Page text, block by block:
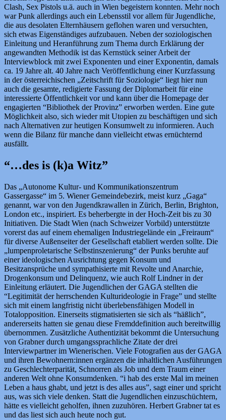
Clash, Sex Pistols u.ä. auch in Wien begeistern konnten. Mehr noch
war Punk allerdings auch ein Lebensstil vor allem für Jugendliche,
die aus desolaten Elternhäusern geflohen waren und versuchten,
sich etwas Eigenständiges aufzubauen. Neben der soziologischen
Einleitung und Heranführung zum Thema durch Erklärung der
angewandten Methodik ist das Kernstück seiner Arbeit der
Interviewblock mit zwei Exponenten und einer Exponentin, damals
ca. 19 Jahre alt. 40 Jahre nach Veröffentlichung einer Kurzfassung
in der österreichischen „Zeitschrift für Soziologie“ liegt hier nun
auch die gesamte, redigierte Fassung der Diplomarbeit für eine
interessierte Öffentlichkeit vor und kann über die Homepage der
engagierten “Bibliothek der Provinz” erworben werden. Eine gute
Möglichkeit also, sich wieder mit Utopien zu beschäftigen und sich
nach Alternativen zur heutigen Konsumwelt zu informieren. Auch
wenn die Bilanz für manche dann vielleicht etwas ernüchternd
ausfällt.
“…des is (k)a Witz”
Das „Autonome Kultur- und Kommunikationszentrum
Gassergasse“ im 5. Wiener Gemeindebezirk, meist kurz „Gaga“
genannt, war von den Jugendkrawallen in Zürich, Berlin, Brighton,
London etc., inspiriert. Es beherbergte in der Hoch-Zeit bis zu 30
Initiativen. Die Stadt Wien (nach Schweizer Vorbild) unterstützte
vorerst das auf einem ehemaligen Industriegelände ein „Freiraum“
für diverse Außenseiter der Gesellschaft etabliert werden sollte. Die
„lumpenproletarische Selbstinszenierung“ der Punks beruhte auf
einer ideologischen Ausrichtung gegen Konsum und
Besitzansprüche und sympathisierte mit Revolte und Anarchie,
Drogenkonsum und Delinquenz, wie auch Rolf Lindner in der
Einleitung erläutert. Die Jugendlichen der GAGA stellten die
“Legitimität der herrschenden Kulturideologie in Frage” und stellte
sich mit einem langfristig nicht überlebensfähigen Modell in
Totalopposition. Einerseits stigmatisierten sie sich als “häßlich”,
andererseits hatten sie genau diese Fremddefinition auch bereitwillig
übernommen. Zusätzliche Authentizität bekommt die Untersuchung
von Grabner durch umgangssprachliche Zitate der drei
Interviewpartner im Wienerischen. Viele Fotografien aus der GAGA
und ihren Bewohnern:innen ergänzen die inhaltlichen Ausführungen
zu Geschlechterparität, Schnorren als Job und dem Traum einer
anderen Welt ohne Konsumdenken. “i hab des erste Mal im meinen
Leben a haus ghabt, und jetzt is des alles aus”, sagt einer und spricht
aus, was sich viele denken. Statt die Jugendlichen einzuschüchtern,
hätte es vielleicht geholfen, ihnen zuzuhören. Herbert Grabner tat es
und das liest sich auch heute noch gut.